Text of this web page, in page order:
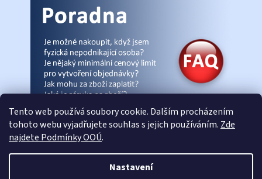
Tento web používá soubory cookie. Dalším procházením
tohoto webu vyjadřujete souhlas s jejich používáním. Zde
najdete Podmínky OOÚ.
Nastavení
© Pracovniobchod.cz|Úvod
Kontakty|Články